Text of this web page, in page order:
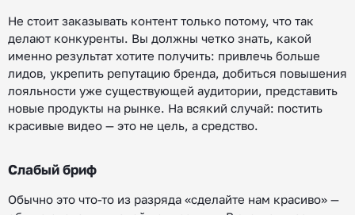
Не стоит заказывать контент только потому, что так
делают конкуренты. Вы должны четко знать, какой
именно результат хотите получить: привлечь больше
лидов, укрепить репутацию бренда, добиться повышения
лояльности уже существующей аудитории, представить
новые продукты на рынке. На всякий случай: постить
красивые видео — это не цель, а средство.
Слабый бриф
Обычно это что-то из разряда «сделайте нам красиво» —